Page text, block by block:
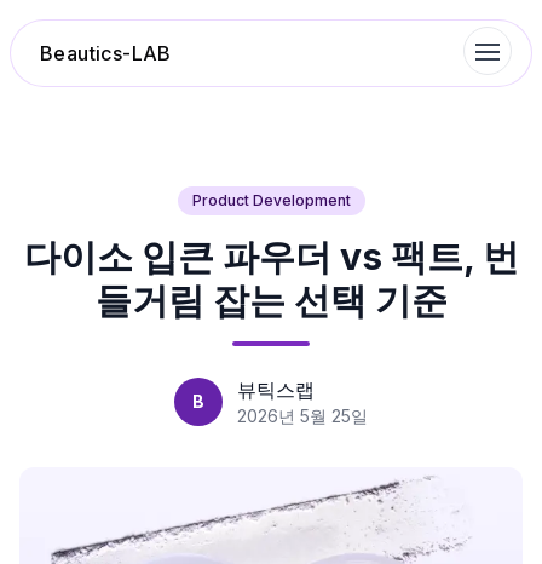
Beautics-LAB
성분분석
나의 스킨케어
루틴탐색
Product Development
다이소 입큰 파우더 vs 팩트, 번
들거림 잡는 선택 기준
B 뷰틱스랩
2026년 5월 25일